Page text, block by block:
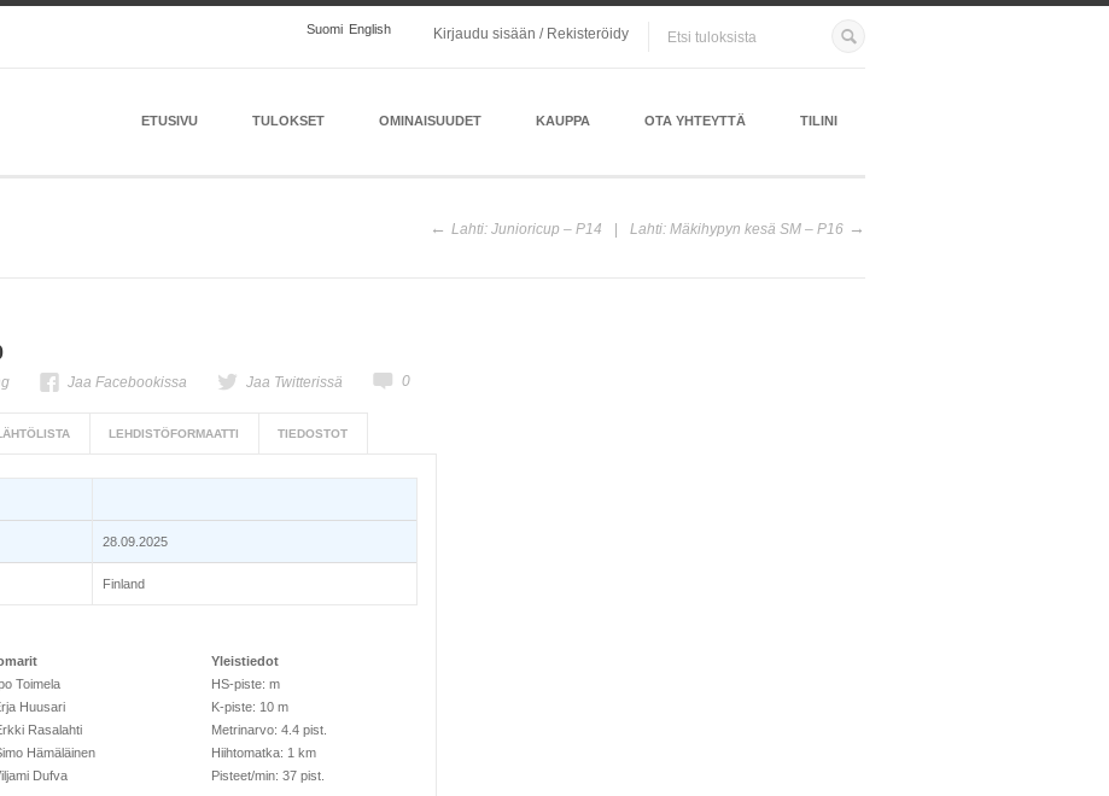
Suomi English Kirjaudu sisään / Rekisteröidy
ETUSIVU TULOKSET OMINAISUUDET KAUPPA OTA YHTEYTTÄ TILINI
Lahti: Junioricup – P14 Lahti: Mäkihypyn kesä SM – P16
Jaa Facebookissa Jaa Twitterissä 0
LEHDISTÖFORMAATTI TIEDOSTOT
28.09.2025
Finland
Toimela
Huusari
Rasalahti
Hämäläinen
Dufva
Yleistiedot
HS-piste: m
K-piste: 10 m
Metrinarvo: 4.4 pist.
Hiihtomatka: 1 km
Pisteet/min: 37 pist.